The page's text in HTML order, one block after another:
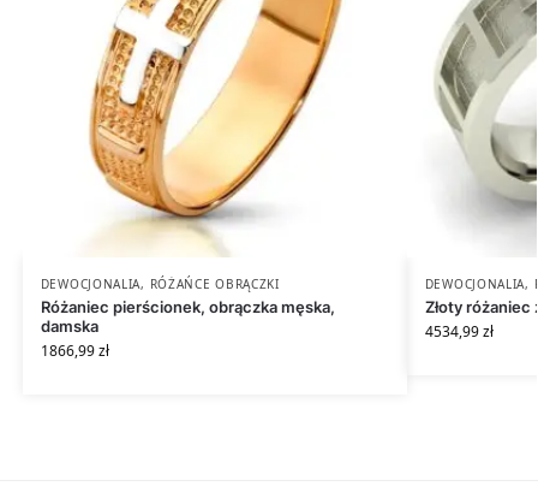
DEWOCJONALIA, RÓŻAŃCE OBRĄCZKI
Różaniec pierścionek, obrączka męska,
damska
1866,99zł
DEWOCJONALIA,
Złoty różaniec
4534,99zł